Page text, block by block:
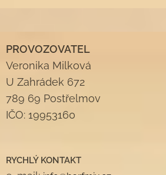
PROVOZOVATEL
Veronika Milková
U Zahrádek 672
789 69 Postřelmov
IČO: 19953160
RYCHLÝ KONTAKT